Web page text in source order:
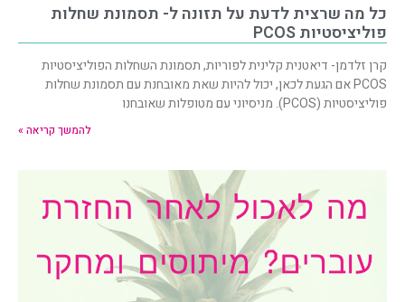
כל מה שרצית לדעת על תזונה ל- תסמונת שחלות
פוליציסטיות PCOS
קרן זלדמן- דיאטנית קלינית לפוריות, תסמונת השחלות הפוליציסטיות
PCOS אם הגעת לכאן, יכול להיות שאת מאובחנת עם תסמונת שחלות
פוליציסטיות (PCOS). מניסיוני עם מטופלות שאובחנו
להמשך קריאה »